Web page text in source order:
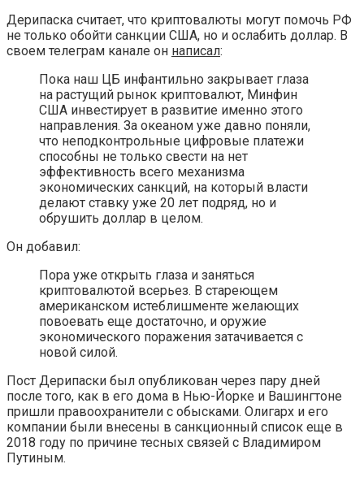
Дерипаска считает, что криптовалюты могут помочь РФ
не только обойти санкции США, но и ослабить доллар. В
своем телеграм канале он написал:
Пока наш ЦБ инфантильно закрывает глаза
на растущий рынок криптовалют, Минфин
США инвестирует в развитие именно этого
направления. За океаном уже давно поняли,
что неподконтрольные цифровые платежи
способны не только свести на нет
эффективность всего механизма
экономических санкций, на который власти
делают ставку уже 20 лет подряд, но и
обрушить доллар в целом.
Он добавил:
Пора уже открыть глаза и заняться
криптовалютой всерьез. В стареющем
американском истеблишменте желающих
повоевать еще достаточно, и оружие
экономического поражения затачивается с
новой силой.
Пост Дерипаски был опубликован через пару дней
после того, как в его дома в Нью-Йорке и Вашингтоне
пришли правоохранители с обысками. Олигарх и его
компании были внесены в санкционный список еще в
2018 году по причине тесных связей с Владимиром
Путиным.